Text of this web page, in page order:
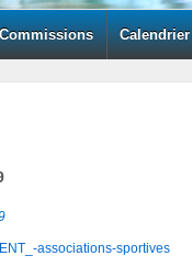
Calendrier
associations-sportives